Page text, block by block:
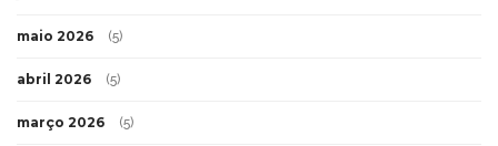
maio 2026 (5)
abril 2026 (5)
março 2026 (5)